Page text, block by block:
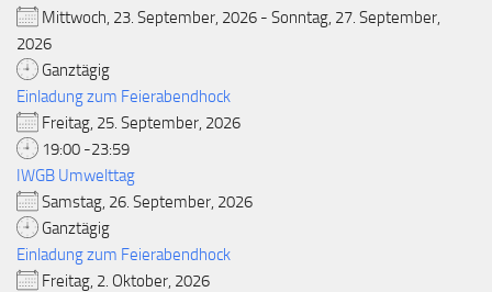
Mittwoch, 23. September, 2026 - Sonntag, 27. September,
2026
Ganztägig
Einladung zum Feierabendhock
Freitag, 25. September, 2026
19:00 -23:59
IWGB Umwelttag
Samstag, 26. September, 2026
Ganztägig
Einladung zum Feierabendhock
Freitag, 2. Oktober, 2026